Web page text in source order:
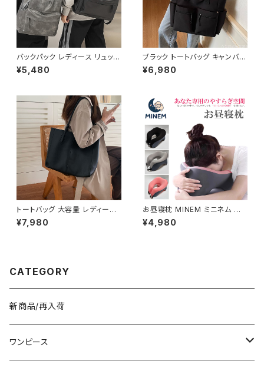
バックパック レディース リュック
春夏 秋冬 春 夏 秋 冬 黒 バッグ
リュックサック かばん 合成皮革
グ ビジネス 男女兼用 撥水 防
水 縦長 通勤通学 部活 合宿 旅
行 通学 学校バッグ 高校生 中学
生 男の子 女の子 A4 B4 シン
プル バッグパック バック ロゴ ア
イボリー グレー ブラック カレッ
ジコーデ カジュアル デイリー
お出かけ 10代 20代 30代 40
代 K-B0042
¥5,480
ブラック トートバッグ キャンバス
大容量 ポケット付き カジュアル
バッグ 韓国風バッグ マザーズバ
¥6,980
トートバッグ 大容量 レディース
フェイクレザー 無地 シンプル
バッグ A4対応 ママバッグ 通勤
¥7,980
お昼寝枕 MINEM ミニネム 仮
眠枕 うつぶせ枕 ネックピロー
洗える 軽量 通気性 机 デスク
¥4,980
CATEGORY
新商品/再入荷
ワンピース